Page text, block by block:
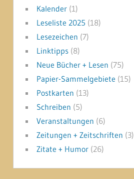
Kalender(1)
Leseliste 2025 (18)
Lesezeichen (7)
Linktipps(8)
Neue Bücher + Lesen (75)
Papier-Sammelgebiete (15)
Postkarten (13)
Schreiben (5)
Veranstaltungen (6)
Zeitungen + Zeitschriften (3)
Zitate + Humor(26)